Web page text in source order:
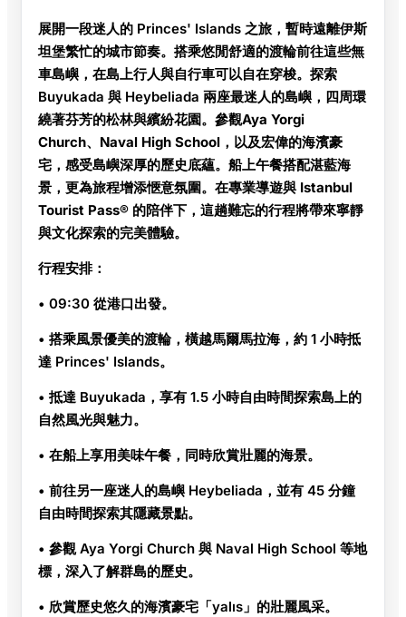
展開一段迷人的 Princes' Islands 之旅，暫時遠離伊斯
坦堡繁忙的城市節奏。搭乘悠閒舒適的渡輪前往這些無
車島嶼，在島上行人與自行車可以自在穿梭。探索
Buyukada 與 Heybeliada 兩座最迷人的島嶼，四周環
繞著芬芳的松林與繽紛花園。參觀Aya Yorgi
Church、Naval High School，以及宏偉的海濱豪
宅 ，感受島嶼深厚的歷史底蘊。船上午餐搭配湛藍海
景，更為旅程增添愜意氛圍。在專業導遊與 Istanbul
Tourist Pass® 的陪伴下，這趟難忘的行程將帶來寧靜
與文化探索的完美體驗。
行程安排：
• 09:30 從港口出發。
• 搭乘風景優美的渡輪，橫越馬爾馬拉海，約 1 小時抵
達 Princes' Islands。
• 抵達 Buyukada，享有 1.5 小時自由時間探索島上的
自然風光與魅力。
• 在船上享用美味午餐，同時欣賞壯麗的海景。
• 前往另一座迷人的島嶼 Heybeliada，並有 45 分鐘
自由時間探索其隱藏景點。
• 參觀 Aya Yorgi Church 與 Naval High School 等地
標，深入了解群島的歷史。
• 欣賞歷史悠久的海濱豪宅「yalıs」的壯麗風采。